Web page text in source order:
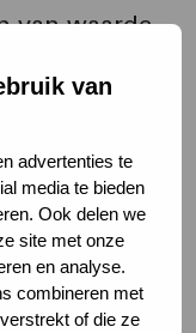
van
advertenties te
media te bieden
Ook delen we
site met onze
en analyse.
combineren met
of die ze
van waarde
verder:
– in de
rekeningen
Als